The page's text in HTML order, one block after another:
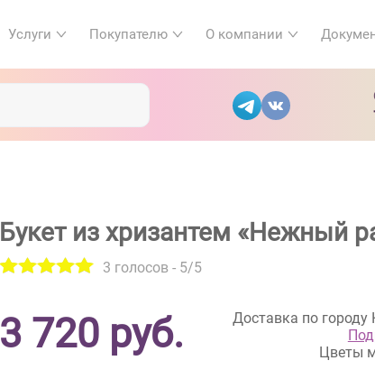
Услуги Покупателю О компании
Букет из хризантем «Нежный
3 голосов - 5/5
3 720 руб.
Доставка по городу
Цветы